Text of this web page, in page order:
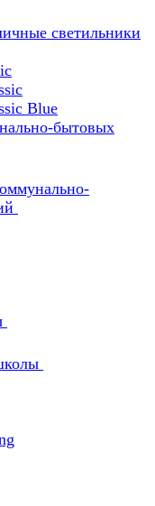
светильники
Blue
бытовых